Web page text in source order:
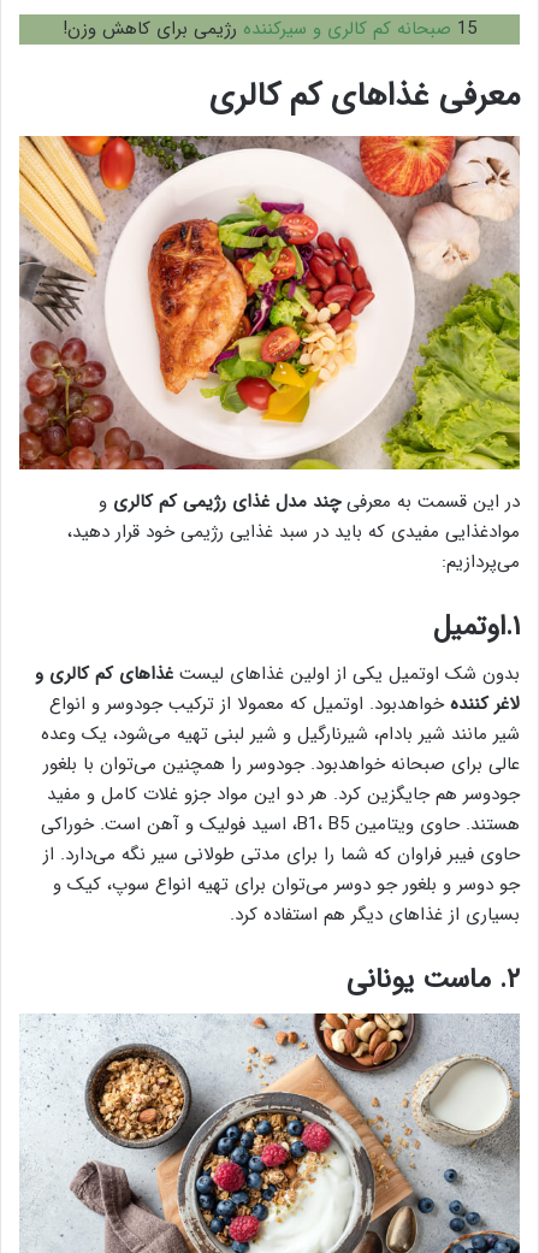
15 صبحانه کم کالری و سیرکننده رژیمی برای کاهش وزن!
معرفی غذاهای کم کالری
در این قسمت به معرفیچند مدل غذای رژیمی کم کالری و
موادغذایی مفیدی که باید در سبد غذایی رژیمی خود قرار دهید،
می‌پردازیم:
۱.اوتمیل
بدون شک اوتمیل یکی از اولین غذاهای لیست غذاهای کم کالری و
لاغر کنندهخواهدبود. اوتمیل که معمولا از ترکیب جودوسر و انواع
شیر مانند شیر بادام، شیرنارگیل و شیر لبنی تهیه می‌شود، یک وعده
عالی برای صبحانه خواهدبود. جودوسر را همچنین می‌توان با بلغور
جودوسر هم جایگزین کرد. هر دو این مواد جزو غلات کامل و مفید
هستند. حاوی ویتامین B1، B5، اسید فولیک و آهن است. خوراکی
حاوی فیبر فراوان که شما را برای مدتی طولانی سیر نگه می‌دارد. از
جو دوسر و بلغور جو دوسر می‌توان برای تهیه انواع سوپ، کیک و
بسیاری از غذاهای دیگر هم استفاده کرد.
۲. ماست یونانی